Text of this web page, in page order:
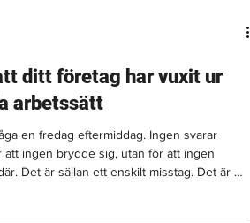
ditt företag har vuxit ur